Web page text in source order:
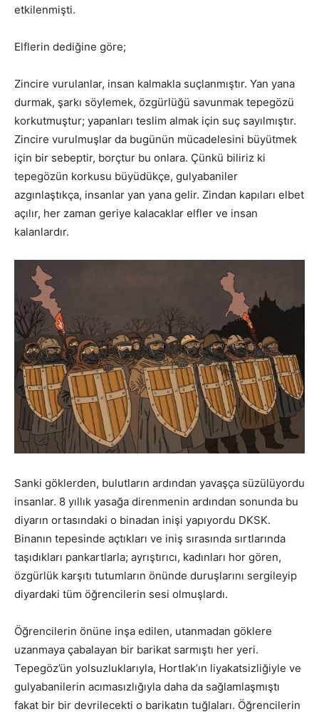
etkilenmişti.
Elflerin dediğine göre;
Zincire vurulanlar, insan kalmakla suçlanmıştır. Yan yana
durmak, şarkı söylemek, özgürlüğü savunmak tepegözü
korkutmuştur; yapanları teslim almak için suç sayılmıştır.
Zincire vurulmuşlar da bugünün mücadelesini büyütmek
için bir sebeptir, borçtur bu onlara. Çünkü biliriz ki
tepegözün korkusu büyüdükçe, gulyabaniler
azgınlaştıkça, insanlar yan yana gelir. Zindan kapıları elbet
açılır, her zaman geriye kalacaklar elfler ve insan
kalanlardır.
Sanki göklerden, bulutların ardından yavaşça süzülüyordu
insanlar. 8 yıllık yasağa direnmenin ardından sonunda bu
diyarın ortasındaki o binadan inişi yapıyordu DKSK.
Binanın tepesinde açtıkları ve iniş sırasında sırtlarında
taşıdıkları pankartlarla; ayrıştırıcı, kadınları hor gören,
özgürlük karşıtı tutumların önünde duruşlarını sergileyip
diyardaki tüm öğrencilerin sesi olmuşlardı.
Öğrencilerin önüne inşa edilen, utanmadan göklere
uzanmaya çabalayan bir barikat sarmıştı her yeri.
Tepegöz’ün yolsuzluklarıyla, Hortlak’ın liyakatsizliğiyle ve
gulyabanilerin acımasızlığıyla daha da sağlamlaşmıştı
fakat bir bir devrilecekti o barikatın tuğlaları. Öğrencilerin